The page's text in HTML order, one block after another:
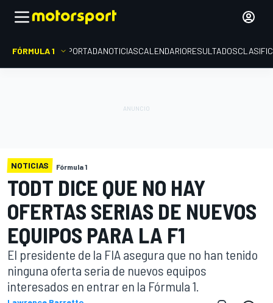
FÓRMULA 1 PORTADANOTICIASCALENDARIORESULTADOS
NOTICIAS Fórmula 1
TODT DICE QUE NO HAY
OFERTAS SERIAS DE NUEVOS
EQUIPOS PARA LA F1
El presidente de la FIA asegura que no han tenido
ninguna oferta seria de nuevos equipos
interesados en entrar en la Fórmula 1.